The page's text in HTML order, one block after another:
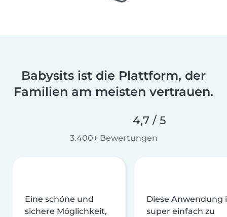
Babysits ist die Plattform, der
Familien am meisten vertrauen.
4,7 / 5
3.400+ Bewertungen
Eine schöne und
sichere Möglichkeit,
Diese Anwendung
super einfach zu